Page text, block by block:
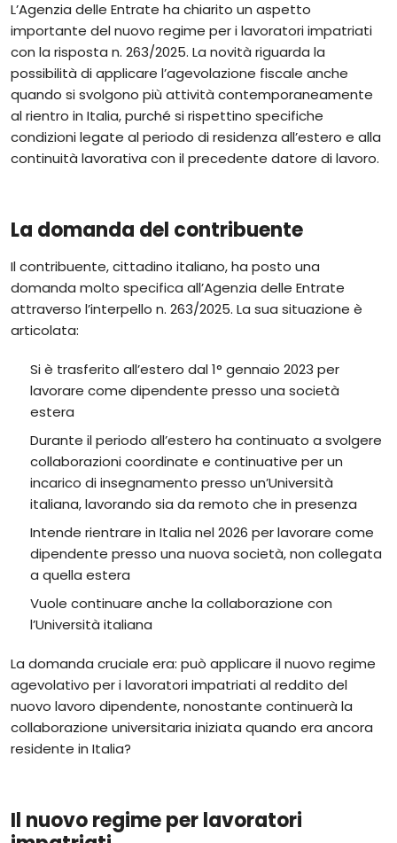
L’Agenzia delle Entrate ha chiarito un aspetto
importante del nuovo regime per i lavoratori impatriati
con la risposta n. 263/2025. La novità riguarda la
possibilità di applicare l’agevolazione fiscale anche
quando si svolgono più attività contemporaneamente
al rientro in Italia, purché si rispettino specifiche
condizioni legate al periodo di residenza all’estero e alla
continuità lavorativa con il precedente datore di lavoro.
La domanda del contribuente
Il contribuente, cittadino italiano, ha posto una
domanda molto specifica all’Agenzia delle Entrate
attraverso l’interpello n. 263/2025. La sua situazione è
articolata:
Si è trasferito all’estero dal 1° gennaio 2023 per
lavorare come dipendente presso una società
estera
Durante il periodo all’estero ha continuato a svolgere
collaborazioni coordinate e continuative per un
incarico di insegnamento presso un’Università
italiana, lavorando sia da remoto che in presenza
Intende rientrare in Italia nel 2026 per lavorare come
dipendente presso una nuova società, non collegata
a quella estera
Vuole continuare anche la collaborazione con
l’Università italiana
La domanda cruciale era: può applicare il nuovo regime
agevolativo per i lavoratori impatriati al reddito del
nuovo lavoro dipendente, nonostante continuerà la
collaborazione universitaria iniziata quando era ancora
residente in Italia?
Il nuovo regime per lavoratori